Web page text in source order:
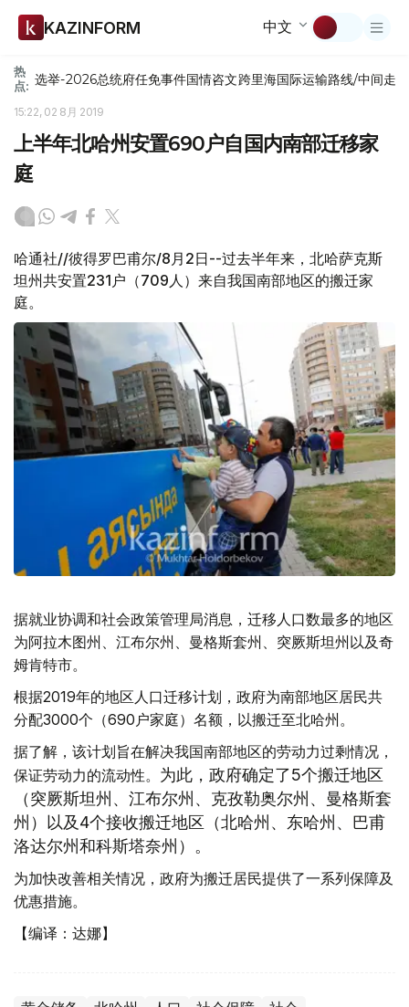
KAZINFORM 中文
热
点: 选举-2026总统府任免事件国情咨文跨里海国际运输路线/中间走廊
15:22, 02 8月 2019
上半年北哈州安置690户自国内南部迁移家
庭
哈通社//彼得罗巴甫尔/8月2日--过去半年来，北哈萨克斯
坦州共安置231户（709人）来自我国南部地区的搬迁家
庭。
据就业协调和社会政策管理局消息，迁移人口数最多的地区
为阿拉木图州、江布尔州、曼格斯套州、突厥斯坦州以及奇
姆肯特市。
根据2019年的地区人口迁移计划，政府为南部地区居民共
分配3000个（690户家庭）名额，以搬迁至北哈州。
据了解，该计划旨在解决我国南部地区的劳动力过剩情况，
保证劳动力的流动性。 为此，政府确定了5个搬迁地区
（突厥斯坦州、江布尔州、克孜勒奥尔州、曼格斯套
州）以及4个接收搬迁地区（北哈州、东哈州、巴甫
洛达尔州和科斯塔奈州）。
为加快改善相关情况，政府为搬迁居民提供了一系列保障及
优惠措施。
【编译：达娜】